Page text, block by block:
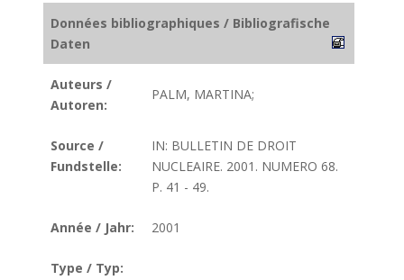
Données bibliographiques / Bibliografische
Daten
Auteurs /
Autoren:
PALM, MARTINA;
Source /
Fundstelle:
IN: BULLETIN DE DROIT
NUCLEAIRE. 2001. NUMERO 68.
P. 41 - 49.
Année / Jahr: 2001
Type / Typ: